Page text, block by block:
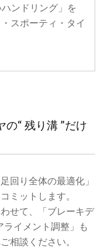
ハンドリング」を
スポーティ・タイ
“ 残り溝 ”だけ
回り全体の最適化」
ミットします。
せて、「ブレーキデ
ライメント調整」も
相談ください。